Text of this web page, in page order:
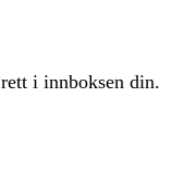
i innboksen din.